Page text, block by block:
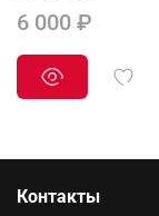
6 000 ₽
Контакты